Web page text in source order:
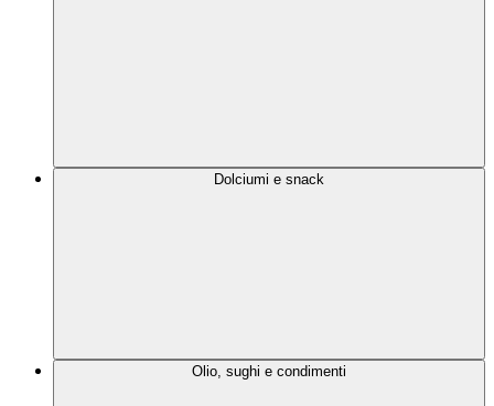
Dolciumi e snack
Olio, sughi e condimenti